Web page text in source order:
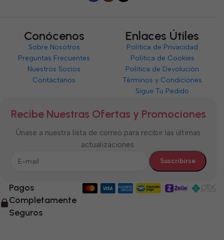
Conócenos
Sobre Nosotros
Preguntas Frecuentes
Nuestros Socios
Contáctanos
Enlaces Útiles
Política de Privacidad
Política de Cookies
Política de Devolución
Términos y Condiciones
Sigue Tu Pedido
Recibe Nuestras Ofertas y Promociones
Únase a nuestra lista de correo para recibir las últimas
actualizaciones.
Pagos
Completamente
Seguros